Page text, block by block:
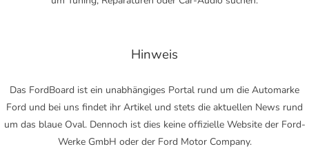
Hinweis
Das FordBoard ist ein unabhängiges Portal rund um die Automarke
Ford und bei uns findet ihr Artikel und stets die aktuellen News rund
um das blaue Oval. Dennoch ist dies keine offizielle Website der Ford-
Werke GmbH oder der Ford Motor Company.